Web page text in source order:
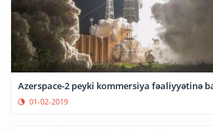
Azerspace-2 peyki kommersiya fəaliyyətinə
01-02-2019